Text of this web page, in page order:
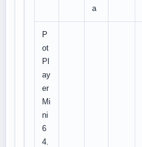
a
P
ot
Pl
ay
er
Mi
ni
6
4.